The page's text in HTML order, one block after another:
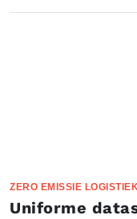
ZERO EMISSIE
Uniforme